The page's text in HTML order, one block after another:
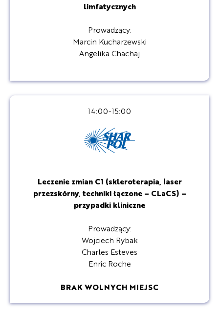
limfatycznych
Prowadzący:
Marcin Kucharzewski
Angelika Chachaj
14:00-15:00
Leczenie zmian C1 (skleroterapia, laser
przezskórny, techniki łączone – CLaCS) –
przypadki kliniczne
Prowadzący:
Wojciech Rybak
Charles Esteves
Enric Roche
BRAK WOLNYCH MIEJSC